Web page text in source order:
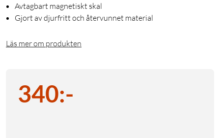
Avtagbart magnetiskt skal
Gjort av djurfritt och återvunnet material
Läs mer om produkten
340:-